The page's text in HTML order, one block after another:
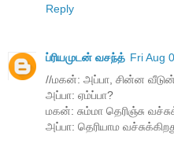
Reply
ப்ரியமுடன் வசந்த் Fri Aug
//மகன்: அப்பா, சின்ன
அப்பா: ஏம்ப்பா?
மகன்: சும்மா தெரிஞ்சு
அப்பா: தெரியாம